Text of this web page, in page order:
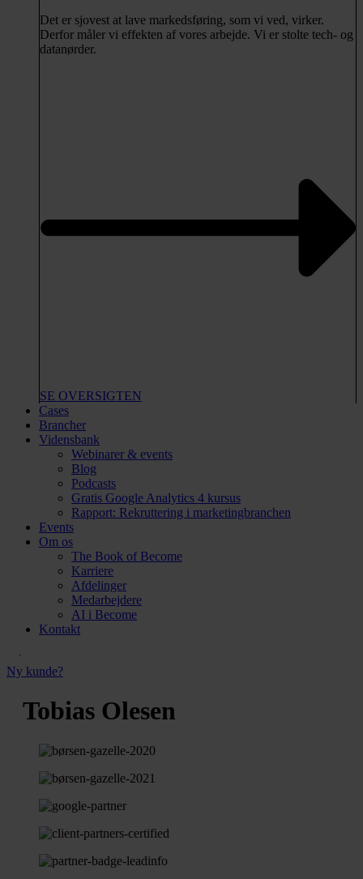
Det er sjovest at lave markedsføring, som vi ved, virker.
Derfor måler vi effekten af vores arbejde. Vi er stolte tech- og
datanørder.
SE OVERSIGTEN
Cases
Brancher
Vidensbank
Webinarer & events
Blog
Podcasts
Gratis Google Analytics 4 kursus
Rapport: Rekruttering i marketingbranchen
Events
Om os
The Book of Become
Karriere
Afdelinger
Medarbejdere
AI i Become
Kontakt
Ny kunde?
Tobias Olesen